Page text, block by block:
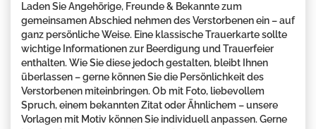
Laden Sie Angehörige, Freunde & Bekannte zum
gemeinsamen Abschied nehmen des Verstorbenen ein – auf
ganz persönliche Weise. Eine klassische Trauerkarte sollte
wichtige Informationen zur Beerdigung und Trauerfeier
enthalten. Wie Sie diese jedoch gestalten, bleibt Ihnen
überlassen – gerne können Sie die Persönlichkeit des
Verstorbenen miteinbringen. Ob mit Foto, liebevollem
Spruch, einem bekannten Zitat oder Ähnlichem – unsere
Vorlagen mit Motiv können Sie individuell anpassen. Gerne